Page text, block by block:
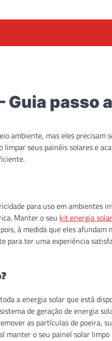
Guia passo
ambiente, mas eles precisam
seus painéis solares e
para uso em ambientes
Manter o seu kit energia
à medida que eles afundam
para ter uma experiência
a energia solar que está
de geração de energia
as partículas de poeira,
manter o seu painel solar